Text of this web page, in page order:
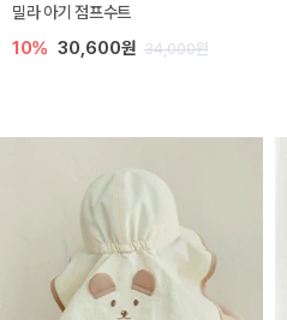
밀라 아기 점프수트
10% 30,600원 34,000원